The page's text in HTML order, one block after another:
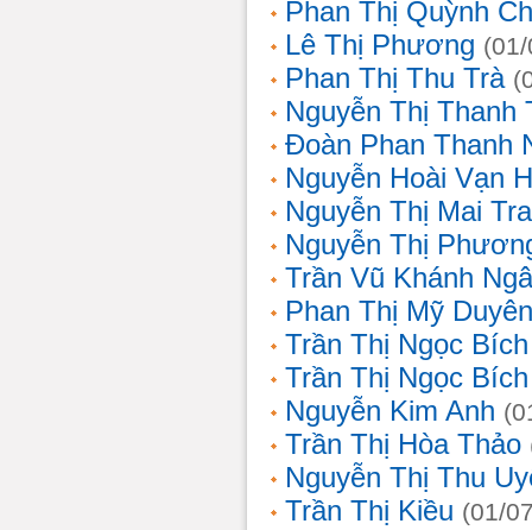
Phan Thị Quỳnh
Lê Thị Phương
Phan Thị Thu Trà
Nguyễn Thị Thanh
Đoàn Phan Thanh
Nguyễn Hoài Vạn
Nguyễn Thị Mai
Nguyễn Thị
Trần Vũ Khánh
Phan Thị Mỹ Duyên
Trần Thị Ngọc Bích
Trần Thị Ngọc Bích
Nguyễn Kim Anh
Trần Thị Hòa Thảo
Nguyễn Thị Thu
Trần Thị Kiều (01/